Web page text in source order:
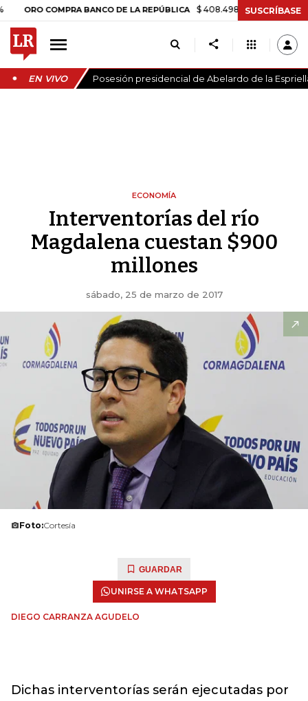
COMPRA BANCO DE LA REPÚBLICA $ 408.498,97 +$ 8.753,81 +2,19%
SUSCRÍBASE
EN VIVO Posesión presidencial de Abelardo de la
ECONOMÍA
Interventorías del río
Magdalena cuestan $900
millones
sábado, 25 de marzo de 2017
Foto:Cortesía
GUARDAR
UNIRSE A WHATSAPP
DIEGO CARRANZA AGUDELO
Dichas interventorías serán ejecutadas por